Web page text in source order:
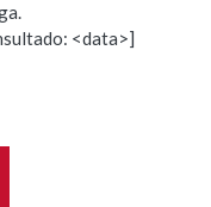
palabra
<data>]